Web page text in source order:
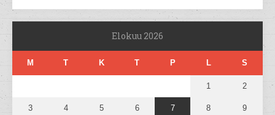
Elokuu 2026
M T K T P L S
1 2
3 4 5 6 7 8 9